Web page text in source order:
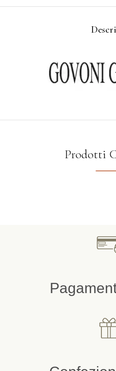
Prodotti